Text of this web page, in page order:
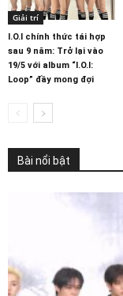
Giải trí
I.O.I chính thức tái hợp
sau 9 năm: Trở lại vào
19/5 với album “I.O.I:
Loop” đầy mong đợi
Bài nổi bật